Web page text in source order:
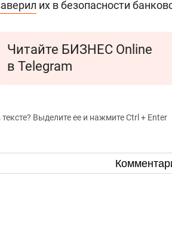
их в безопасности
Читайте БИЗНЕС Online
в Telegram
Выделите ее и нажмите Ctrl + Enter